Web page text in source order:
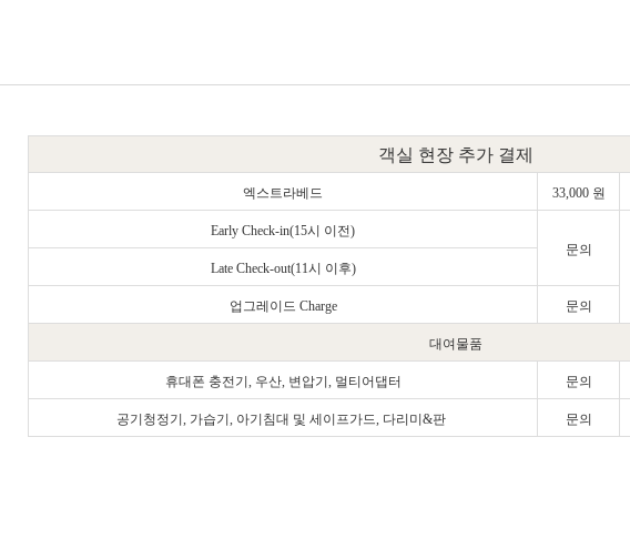
객실 현장 추가 결제
엑스트라베드 33,000 원
Early Check-in(15시 이전)
문의
Late Check-out(11시 이후)
업그레이드 Charge 문의
대여물품
휴대폰 충전기, 우산, 변압기, 멀티어댑터 문의
공기청정기, 가습기, 아기침대 및 세이프가드, 다리미&판 문의